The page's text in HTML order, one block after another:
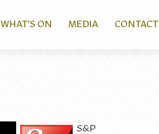
WHAT’S ON MEDIA CONTACT
S&P